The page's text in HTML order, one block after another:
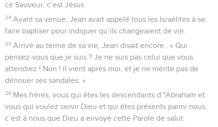
ce Sauveur, c’est Jésus.
24 Avant sa venue, Jean avait appelé tous les Israélites à se
faire baptiser pour indiquer qu’ils changeaient de vie.
25 Arrivé au terme de sa vie, Jean disait encore : « Qui
pensez-vous que je suis ? Je ne suis pas celui que vous
attendiez ! Non ! il vient après moi, et je ne mérite pas de
dénouer ses sandales. »
26 Mes frères, vous qui êtes les descendants d’*Abraham et
vous qui voulez servir Dieu et qui êtes présents parmi nous,
c’est à nous que Dieu a envoyé cette Parole de salut.